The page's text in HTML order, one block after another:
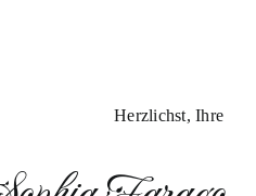
Herzlichst, Ihre